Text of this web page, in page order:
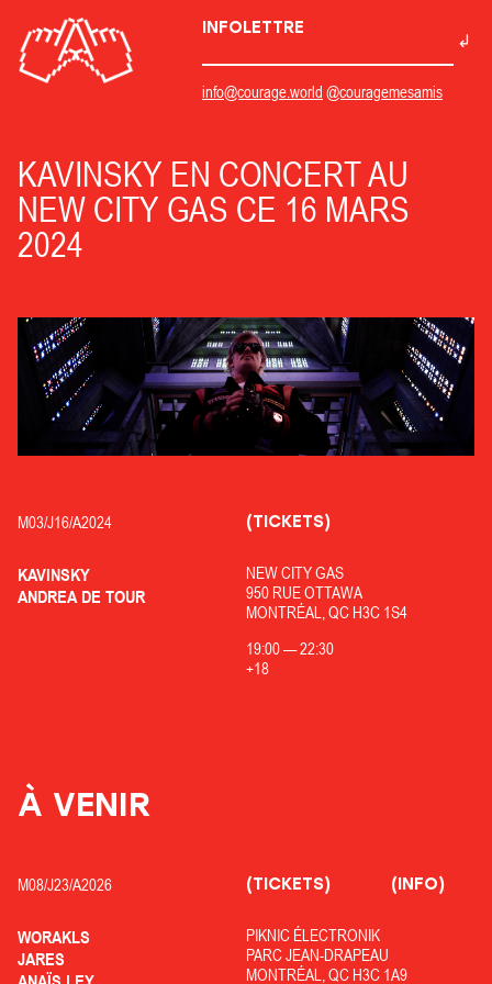
INFOLETTRE
info@courage.world @couragemesamis
KAVINSKY EN CONCERT AU
NEW CITY GAS CE 16 MARS
2024
M03/J16/A2024
KAVINSKY
ANDREA DE TOUR
NEW CITY GAS
950 RUE OTTAWA
MONTRÉAL, QC H3C 1S4
19:00—22:30
+18
(TICKETS)
À VENIR
M08/J23/A2026
WORAKLS
JARES
PIKNIC ÉLECTRONIK
PARC JEAN-DRAPEAU
MONTRÉAL, QC H3C 1A9
(TICKETS) (INFO)